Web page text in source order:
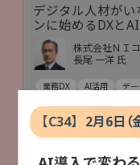
デジタル人材が
ンに始めるDXと
株式会社ＮＩ
長尾 一洋 氏
業務DX AI活用 デ
B24] 14:20 ~ 14:50
【C34】 2月6日（